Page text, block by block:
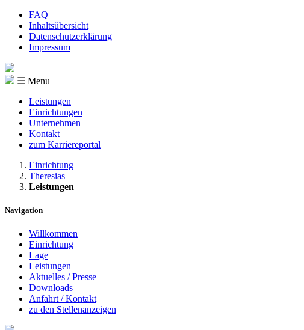
FAQ
Inhaltsübersicht
Datenschutzerklärung
Impressum
☰ Menu
Leistungen
Einrichtungen
Unternehmen
Kontakt
zum Karriereportal
Einrichtung
Theresias
Leistungen
Navigation
Willkommen
Einrichtung
Lage
Leistungen
Aktuelles / Presse
Downloads
Anfahrt / Kontakt
zu den Stellenanzeigen